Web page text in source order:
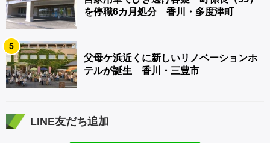
を停職6カ月処分 香川・多度津町
5
父母ケ浜近くに新しいリノベーションホ
テルが誕生 香川・三豊市
LINE友だち追加